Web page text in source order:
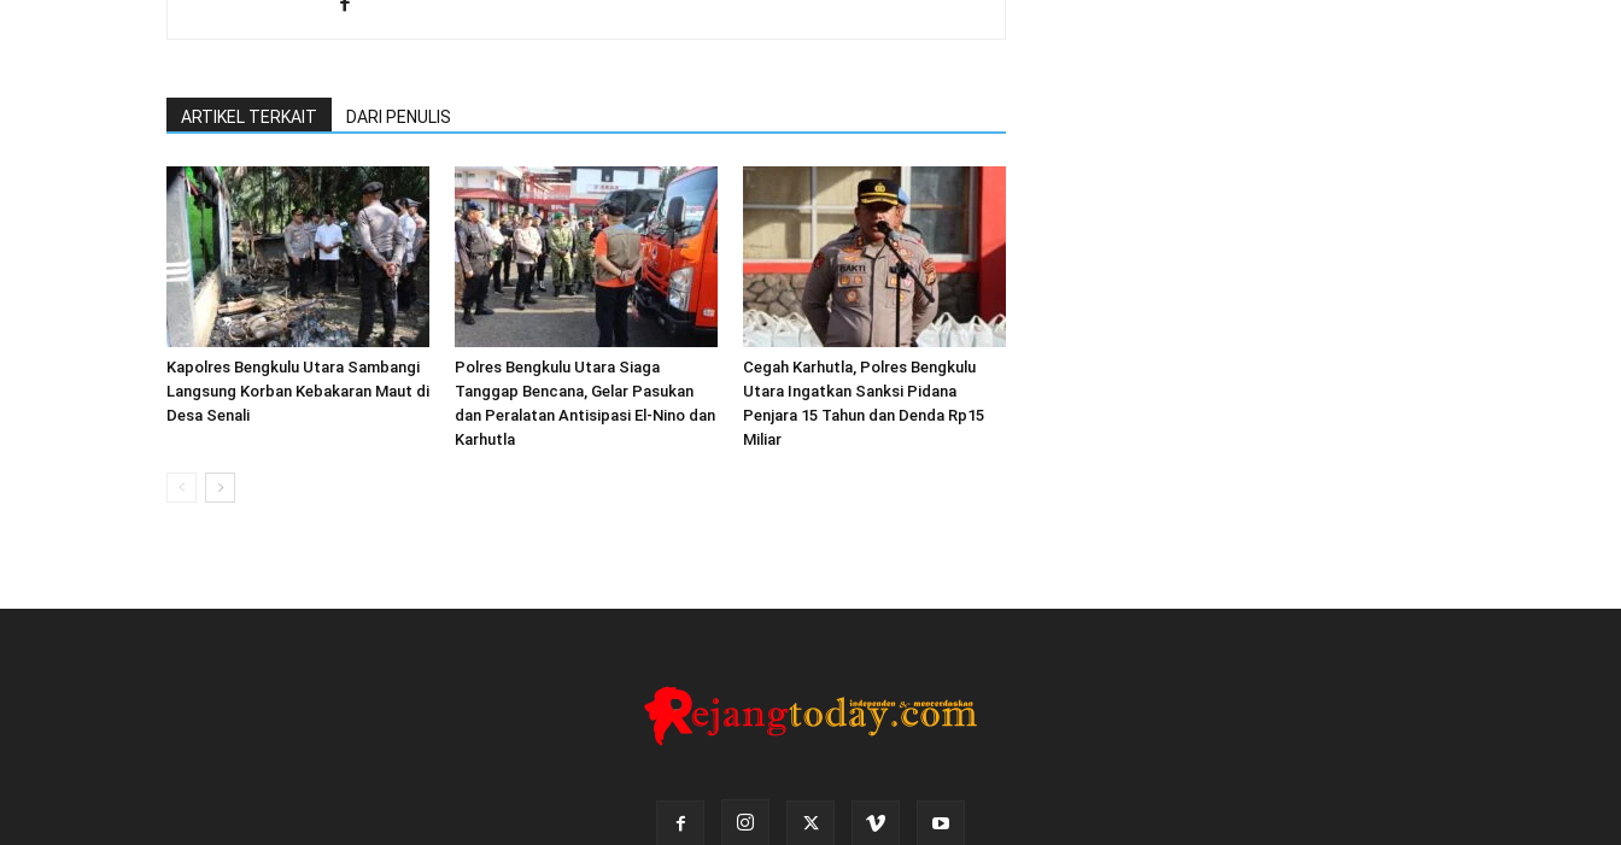
ARTIKEL TERKAIT DARI PENULIS
Kapolres Bengkulu Utara Sambangi
Langsung Korban Kebakaran Maut di
Desa Senali
Polres Bengkulu Utara Siaga
Tanggap Bencana, Gelar Pasukan
dan Peralatan Antisipasi El-Nino dan
Karhutla
Cegah Karhutla, Polres Bengkulu
Utara Ingatkan Sanksi Pidana
Penjara 15 Tahun dan Denda Rp15
Miliar